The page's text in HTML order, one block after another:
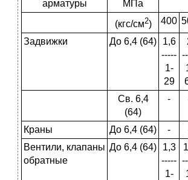
арматуры
МПа
(кгс/см2) 400
Задвижки
До 6,4 (64)
1,6
-----
1-
29
Св. 6,4
(64)
-
Краны До 6,4 (64) -
Вентили, клапаны
обратные
До 6,4 (64)
1,3
-----
1-